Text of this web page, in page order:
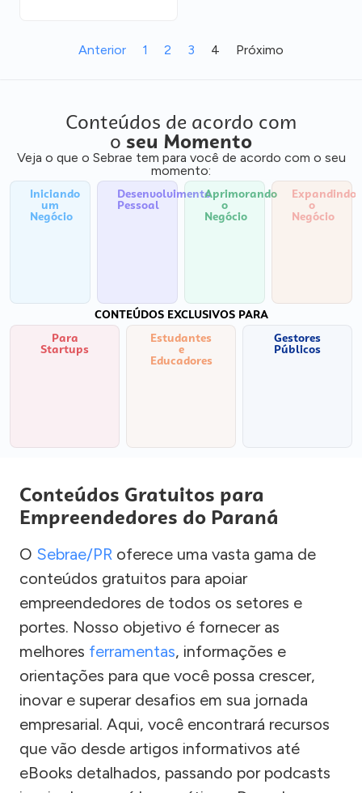
Anterior 1 2 3 4 Próximo
Conteúdos de acordo com
o seu Momento
Veja o que o Sebrae tem para você de acordo com o seu
momento:
Iniciando
um
Negócio
Desenvolvimento
Pessoal
Aprimorando
o
Negócio
Expandindo
o
Negócio
CONTEÚDOS EXCLUSIVOS PARA
Para
Startups
Estudantes
e
Educadores
Gestores
Públicos
Conteúdos Gratuitos para
Empreendedores do Paraná
O Sebrae/PR oferece uma vasta gama de
conteúdos gratuitos para apoiar
empreendedores de todos os setores e
portes. Nosso objetivo é fornecer as
melhores ferramentas, informações e
orientações para que você possa crescer,
inovar e superar desafios em sua jornada
empresarial. Aqui, você encontrará recursos
que vão desde artigos informativos até
eBooks detalhados, passando por podcasts